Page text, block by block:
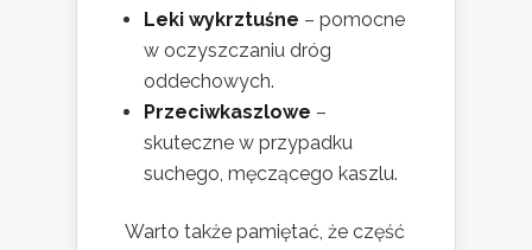
Leki wykrztuśne – pomocne
w oczyszczaniu dróg
oddechowych.
Przeciwkaszlowe –
skuteczne w przypadku
suchego, męczącego kaszlu.
Warto także pamiętać, że część